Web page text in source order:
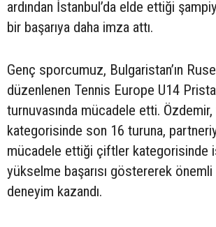
ardından İstanbul’da elde ettiği
bir başarıya daha imza attı.
Genç sporcumuz, Bulgaristan’ın
düzenlenen Tennis Europe U14
turnuvasında mücadele etti.
kategorisinde son 16 turuna,
mücadele ettiği çiftler kategorisinde
yükselme başarısı göstererek önemli
deneyim kazandı.